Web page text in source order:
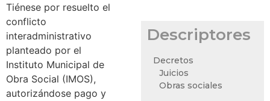
Tiénese por resuelto el
conflicto
interadministrativo
planteado por el
Instituto Municipal de
Obra Social (IMOS),
autorizándose pago y
Descriptores
Decretos
Juicios
Obras sociales